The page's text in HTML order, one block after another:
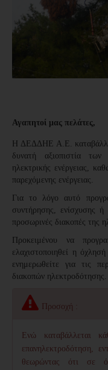
Αγαπητοί μας πελάτες,
H ΔΕΔΔΗΕ Α.Ε.
δυνατή αξιοπιστία
ηλεκτρικής ενέργειας,
παρεχόμενης ενέργειας.
Για το λόγο αυτό
συντήρησης, ενίσχυσης ή
προσωρινές διακοπές της
Προκειμένου να
ελαχιστοποιηθεί η
ενημερωθείτε για τις
διακοπών ηλεκτροδότησης.
Προσοχή :
Ενώ καταβάλλεται
επανηλεκτροδότηση,
θεωρώντας ότι σε